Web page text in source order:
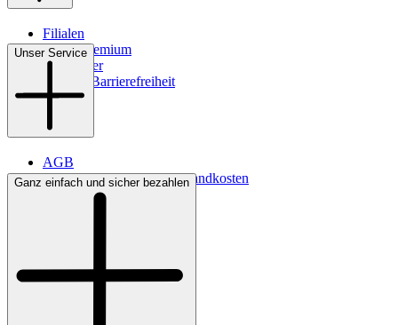
Filialen
WMS-Premium
Newsletter
Digitale Barrierefreiheit
Unser Service
AGB
Lieferbedingungen & Versandkosten
Bezahlung
Ganz einfach und sicher bezahlen